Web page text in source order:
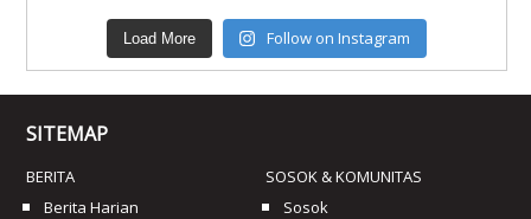
Load More Follow on Instagram
SITEMAP
BERITA
Berita Harian
SOSOK & KOMUNITAS
Sosok